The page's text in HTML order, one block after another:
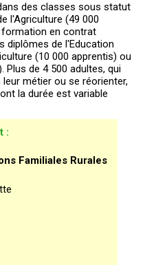
des classes sous statut
l'Agriculture (49 000
formation en contrat
diplômes de l'Education
(10 000 apprentis) ou
Plus de 4 500 adultes, qui
métier ou se réorienter,
la durée est variable
:
Familiales Rurales